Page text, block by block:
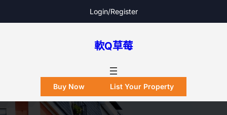
Login/register
軟Q草莓
Buy Now List Your Property